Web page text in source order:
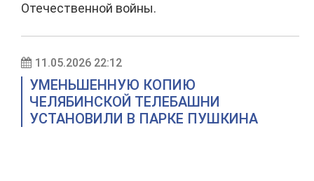
Отечественной войны.
11.05.2026 22:12
УМЕНЬШЕННУЮ КОПИЮ
ЧЕЛЯБИНСКОЙ ТЕЛЕБАШНИ
УСТАНОВИЛИ В ПАРКЕ ПУШКИНА